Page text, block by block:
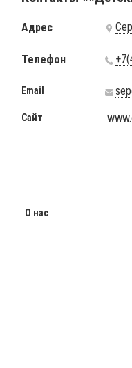
Адрес
Телефон
Email
Сайт
О нас